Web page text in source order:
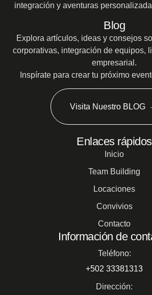
integración y aventuras
Blog
Explora artículos, ideas y consejos
corporativas, integración de equipos,
empresarial.
Inspírate para crear tu próximo
Visita Nuestro BLOG
Enlaces rápidos
Inicio
Team Building
Locaciones
Convivios
Contacto
Información de
Teléfono:
+502 33381313
Dirección: